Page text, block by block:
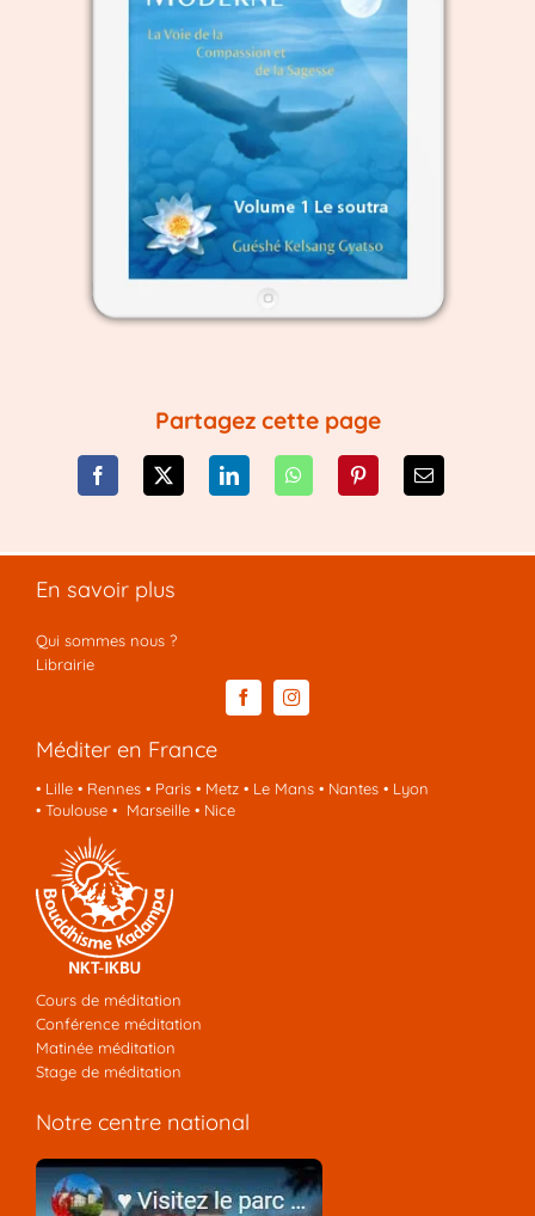
Partagez cette page
En savoir plus
Qui sommes nous ?
Librairie
Méditer en France
• Lille• Rennes• Paris• Metz• Le Mans• Nantes• Lyon
• Toulouse• Marseille• Nice
Cours de méditation
Conférence méditation
Matinée méditation
Stage de méditation
Notre centre national